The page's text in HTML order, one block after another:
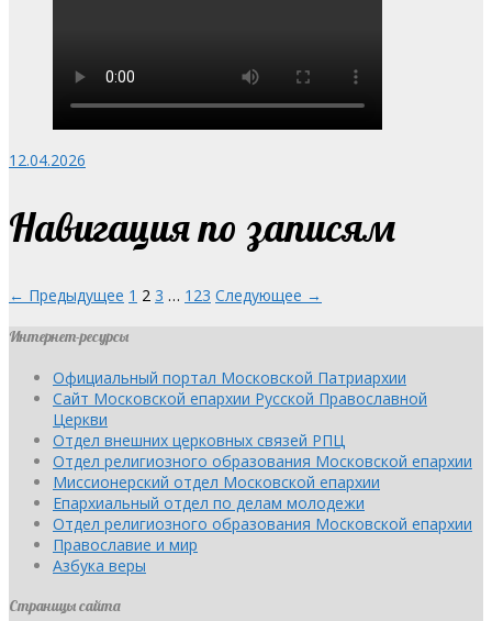
12.04.2026
Навигация по записям
← Предыдущее 1 2 3 … 123 Следующее →
Интернет-ресурсы
Официальный портал Московской Патриархии
Сайт Московской епархии Русской Православной
Церкви
Отдел внешних церковных связей РПЦ
Отдел религиозного образования Московской епархии
Миссионерский отдел Московской епархии
Епархиальный отдел по делам молодежи
Отдел религиозного образования Московской епархии
Православие и мир
Азбука веры
Страницы сайта